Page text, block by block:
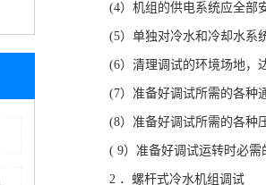
(4）机组的供电系统应全部
(5）单独对冷水和冷却水系
(6）清理调试的环境场地，
(7）准备好调试所需的各种
(8）准备好调试所需的各种
( 9）准备好调试运转时必需
2 ．螺杆式冷水机组调试